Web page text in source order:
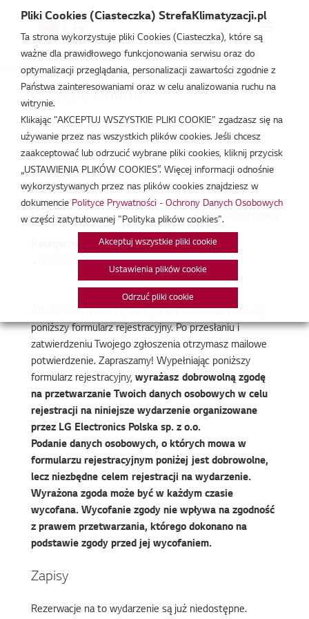
Strefa Klimatyzacji /Wydarzenia/RAC/CAC/rac/cac online
rac/cac online
maj 14, 2020
Data:14/05/2020
Godzina:9:00 - 13:00
Mapa niedostępna
Lokalizacja:
RAC/CAC
poniższy formularz rejestracyjny. Po przesłaniu i
zatwierdzeniu Twojego zgłoszenia otrzymasz mailowe
potwierdzenie. Zapraszamy! Wypełniając poniższy
formularz rejestracyjny, wyrażasz dobrowolną zgodę
na przetwarzanie Twoich danych osobowych w celu
rejestracji na niniejsze wydarzenie organizowane
przez LG Electronics Polska sp. z o.o.
Podanie danych osobowych, o których mowa w
formularzu rejestracyjnym poniżej jest dobrowolne,
lecz niezbędne celem rejestracji na wydarzenie.
Wyrażona zgoda może być w każdym czasie
wycofana. Wycofanie zgody nie wpływa na zgodność
z prawem przetwarzania, którego dokonano na
podstawie zgody przed jej wycofaniem.
Zapisy
Rezerwacje na to wydarzenie są już niedostępne.
Pliki Cookies (Ciasteczka) StrefaKlimatyzacji.pl
Ta strona wykorzystuje pliki Cookies (Ciasteczka), które są
ważne dla prawidłowego funkcjonowania serwisu oraz do
optymalizacji przeglądania, personalizacji zawartości zgodnie z
Państwa zainteresowaniami oraz w celu analizowania ruchu na
witrynie.
Klikając "AKCEPTUJ WSZYSTKIE PLIKI COOKIE" zgadzasz się na
używanie przez nas wszystkich plików cookies. Jeśli chcesz
zaakceptować lub odrzucić wybrane pliki cookies, kliknij przycisk
„USTAWIENIA PLIKÓW COOKIES”. Więcej informacji odnośnie
wykorzystywanych przez nas plików cookies znajdziesz w
dokumencie Polityce Prywatności - Ochrony Danych Osobowych
w części zatytułowanej "Polityka plików cookies".
Akceptuj wszystkie pliki cookie
Ustawienia plików cookie
Odrzuć pliki cookie